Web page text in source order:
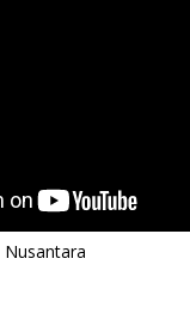
Nusantara